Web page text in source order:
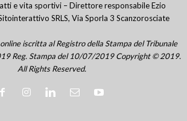
e vita sportivi – Direttore responsabile Ezio
SRLS, Via Sporla 3 Scanzorosciate
iscritta al Registro della Stampa del Tribunale
Reg. Stampa del 10/07/2019 Copyright © 2019.
All Rights Reserved.